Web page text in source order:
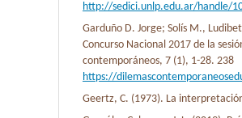
http://sedici.unlp.edu.ar/handle/
Garduño D. Jorge; Solís M.,
Concurso Nacional 2017 de la
contemporáneos, 7 (1), 1-28. 238
https://
Geertz, C. (1973). La